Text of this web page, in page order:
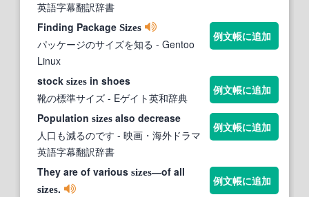
英語字幕翻訳辞書
Finding Package Sizes
パッケージのサイズを知る - Gentoo
Linux
例文帳に追加
stock sizes in shoes
靴の標準サイズ - Eゲイト英和辞典
例文帳に追加
Population sizes also decrease
人口も減るのです - 映画・海外ドラマ
英語字幕翻訳辞書
例文帳に追加
They are of various sizes―of all
sizes.
例文帳に追加